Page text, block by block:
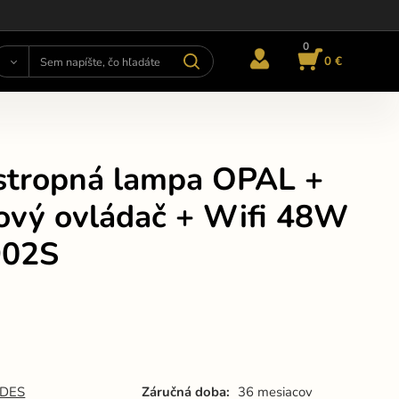
0
0 €
lampa OPAL +
ovládač + Wifi 48W
Záručná doba: 36 mesiacov